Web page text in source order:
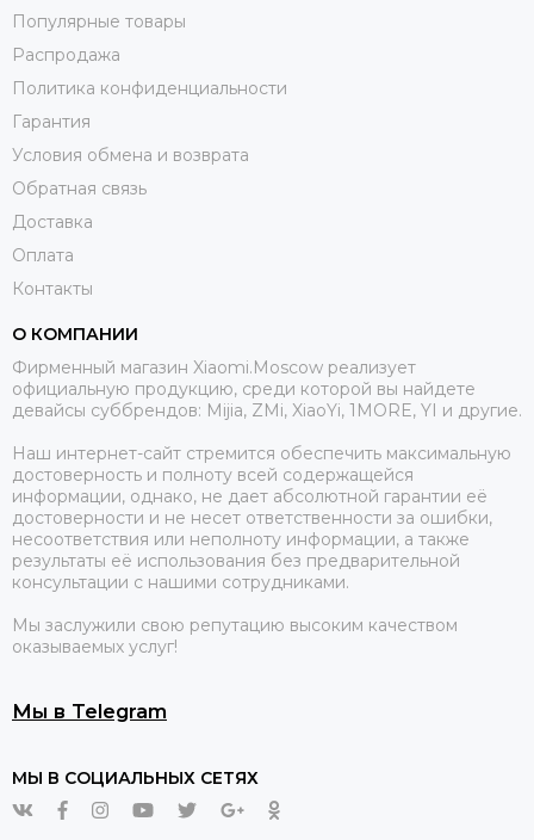
Популярные товары
Распродажа
Политика конфиденциальности
Гарантия
Условия обмена и возврата
Обратная связь
Доставка
Оплата
Контакты
О КОМПАНИИ
Фирменный магазин Xiaomi.Moscow реализует
официальную продукцию, среди которой вы найдете
девайсы суббрендов: Mijia, ZMi, XiaoYi, 1MORE, YI и другие.
Наш интернет-сайт стремится обеспечить максимальную
достоверность и полноту всей содержащейся
информации, однако, не дает абсолютной гарантии её
достоверности и не несет ответственности за ошибки,
несоответствия или неполноту информации, а также
результаты её использования без предварительной
консультации с нашими сотрудниками.
Мы заслужили свою репутацию высоким качеством
оказываемых услуг!
Мы в Telegram
МЫ В СОЦИАЛЬНЫХ СЕТЯХ